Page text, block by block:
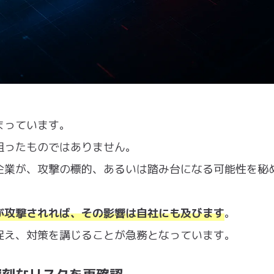
ています。
たものではありません。
が、攻撃の標的、あるいは踏み台になる可能性を秘
撃されれば、その影響は自社にも及びます。
、対策を講じることが急務となっています。